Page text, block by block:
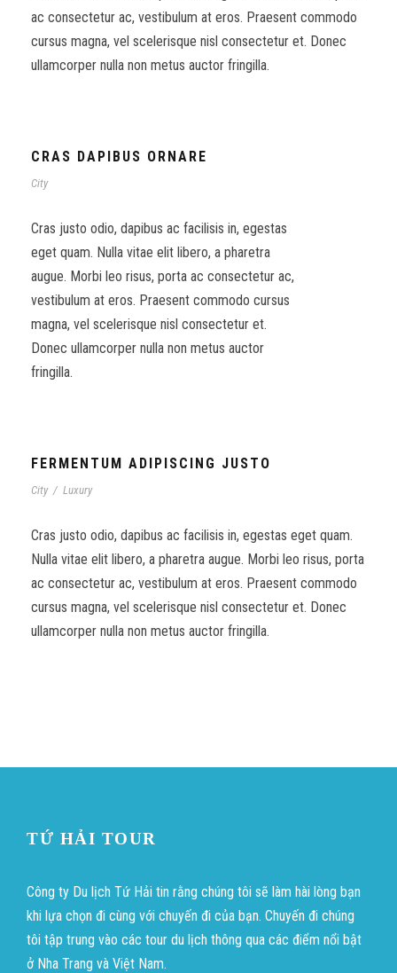
ac consectetur ac, vestibulum at eros. Praesent commodo
cursus magna, vel scelerisque nisl consectetur et. Donec
ullamcorper nulla non metus auctor fringilla.
CRAS DAPIBUS ORNARE
City
Cras justo odio, dapibus ac facilisis in, egestas
eget quam. Nulla vitae elit libero, a pharetra
augue. Morbi leo risus, porta ac consectetur ac,
vestibulum at eros. Praesent commodo cursus
magna, vel scelerisque nisl consectetur et.
Donec ullamcorper nulla non metus auctor
fringilla.
FERMENTUM ADIPISCING JUSTO
City / Luxury
Cras justo odio, dapibus ac facilisis in, egestas eget quam.
Nulla vitae elit libero, a pharetra augue. Morbi leo risus, porta
ac consectetur ac, vestibulum at eros. Praesent commodo
cursus magna, vel scelerisque nisl consectetur et. Donec
ullamcorper nulla non metus auctor fringilla.
TỨ HẢI TOUR
Công ty Du lịch Tứ Hải tin rằng chúng tôi sẽ làm hài lòng bạn
khi lựa chọn đi cùng với chuyến đi của bạn. Chuyến đi chúng
tôi tập trung vào các tour du lịch thông qua các điểm nổi bật
ở Nha Trang và Việt Nam.